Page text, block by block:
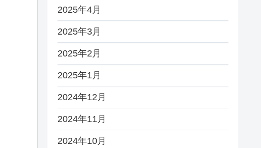
2025年4月
2025年3月
2025年2月
2025年1月
2024年12月
2024年11月
2024年10月